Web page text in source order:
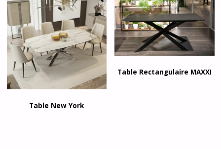
Table New York
Table Rectangulaire MAXXI